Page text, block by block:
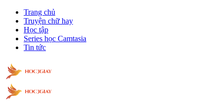
Trang chủ
Truyện chữ hay
Học tập
Series học Camtasia
Tin tức